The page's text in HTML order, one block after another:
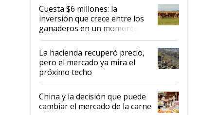
Cuesta $6 millones: la
inversión que crece entre los
ganaderos en un momento
histórico para la actividad
La hacienda recuperó precio,
pero el mercado ya mira el
próximo techo
China y la decisión que puede
cambiar el mercado de la carne